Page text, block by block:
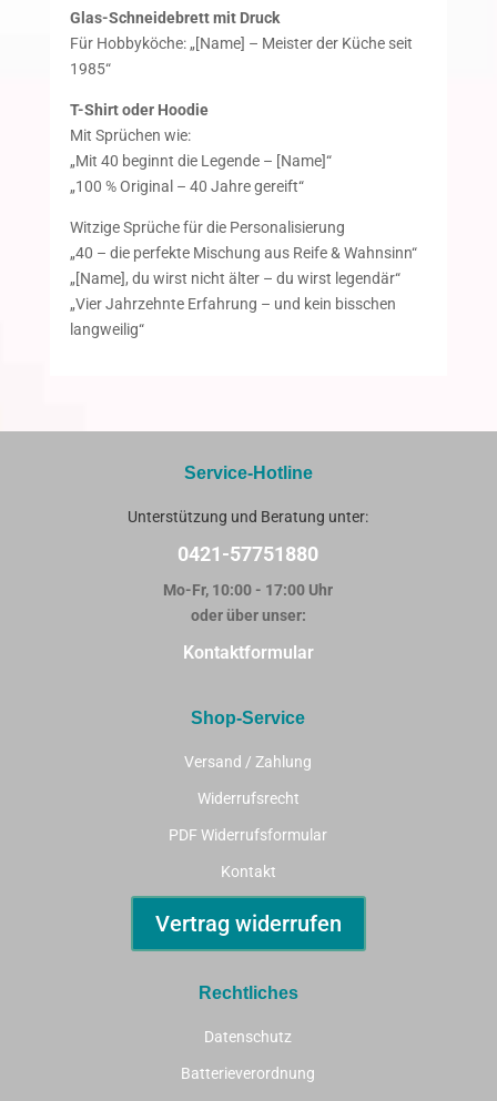
Glas-Schneidebrett mit Druck
Für Hobbyköche: „[Name] – Meister der Küche seit
1985“
T-Shirt oder Hoodie
Mit Sprüchen wie:
„Mit 40 beginnt die Legende – [Name]“
„100 % Original – 40 Jahre gereift“
Witzige Sprüche für die Personalisierung
„40 – die perfekte Mischung aus Reife & Wahnsinn“
„[Name], du wirst nicht älter – du wirst legendär“
„Vier Jahrzehnte Erfahrung – und kein bisschen
langweilig“
Service-Hotline
Unterstützung und Beratung unter:
0421-57751880
Mo-Fr, 10:00 - 17:00 Uhr
oder über unser:
Kontaktformular
Shop-Service
Versand / Zahlung
Widerrufsrecht
PDF Widerrufsformular
Kontakt
Vertrag widerrufen
Rechtliches
Datenschutz
Batterieverordnung